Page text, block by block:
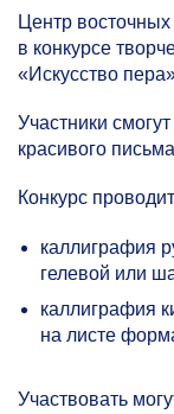
Центр
в конкурсе
«Искусство
Участники
красивого
Конкурс
каллиграфия
гелевой или
каллиграфия
на листе
Участвовать